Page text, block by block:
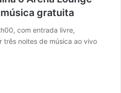
gratuita
com entrada livre,
noites de música ao vivo